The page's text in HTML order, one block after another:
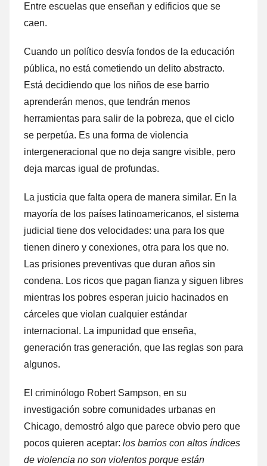
Entre escuelas que enseñan y edificios que se
caen.
Cuando un político desvía fondos de la educación
pública, no está cometiendo un delito abstracto.
Está decidiendo que los niños de ese barrio
aprenderán menos, que tendrán menos
herramientas para salir de la pobreza, que el ciclo
se perpetúa. Es una forma de violencia
intergeneracional que no deja sangre visible, pero
deja marcas igual de profundas.
La justicia que falta opera de manera similar. En la
mayoría de los países latinoamericanos, el sistema
judicial tiene dos velocidades: una para los que
tienen dinero y conexiones, otra para los que no.
Las prisiones preventivas que duran años sin
condena. Los ricos que pagan fianza y siguen libres
mientras los pobres esperan juicio hacinados en
cárceles que violan cualquier estándar
internacional. La impunidad que enseña,
generación tras generación, que las reglas son para
algunos.
El criminólogo Robert Sampson, en su
investigación sobre comunidades urbanas en
Chicago, demostró algo que parece obvio pero que
pocos quieren aceptar: los barrios con altos índices
de violencia no son violentos porque están